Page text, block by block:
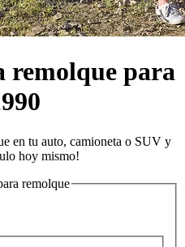
remolque para
en tu auto, camioneta o SUV y
hoy mismo!
remolque